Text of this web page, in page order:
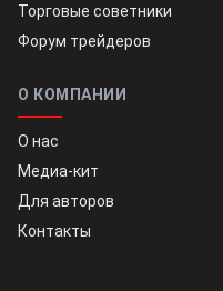
Торговые советники
Форум трейдеров
О КОМПАНИИ
О нас
Медиа-кит
Для авторов
Контакты